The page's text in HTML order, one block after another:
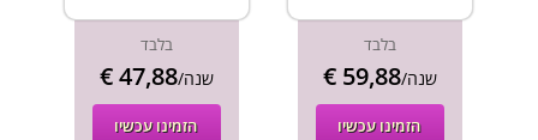
בלבד
€ 47,88 /שנה
הזמינו עכשיו
בלבד
€ 59,88 /שנה
הזמינו עכשיו